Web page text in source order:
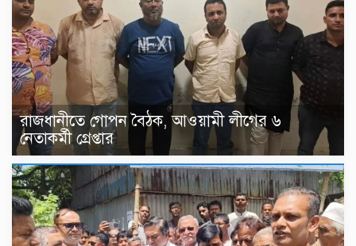
রাজধানীতে গোপন বৈঠক, আওয়ামী লীগের ৬
নেতাকর্মী গ্রেপ্তার